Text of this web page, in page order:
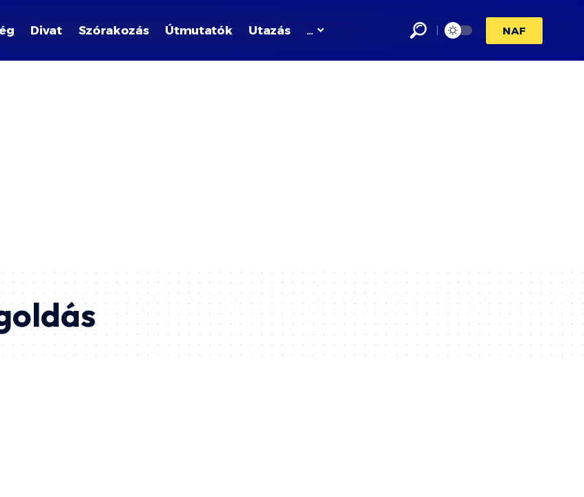
Divat Szórakozás Útmutatók Utazás … NAF